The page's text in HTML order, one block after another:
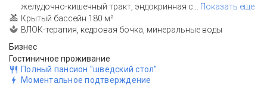
желудочно-кишечный тракт, эндокринная с
Показать еще
Крытый бассейн 180 м²
ВЛОК-терапия, кедровая бочка, минеральные воды
Бизнес
Гостиничное проживание
Полный пансион "шведский стол"
Моментальное подтверждение